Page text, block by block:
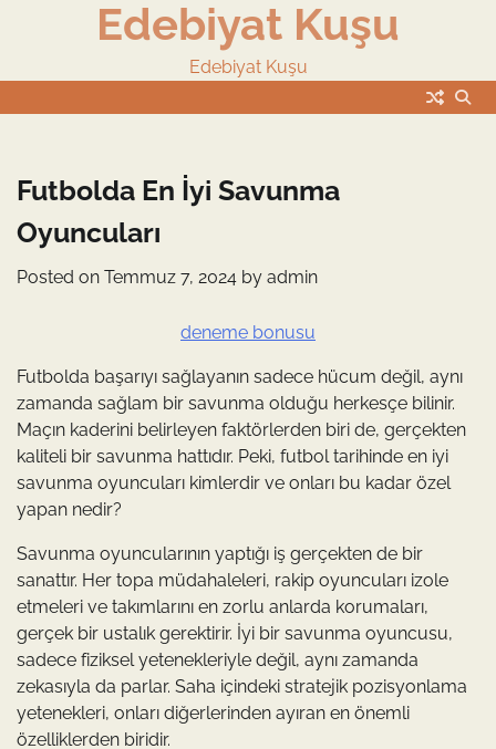
Edebiyat Kuşu
Edebiyat Kuşu
Futbolda En İyi Savunma
Oyuncuları
Posted on Temmuz 7, 2024 by admin
deneme bonusu
Futbolda başarıyı sağlayanın sadece hücum değil, aynı
zamanda sağlam bir savunma olduğu herkesçe bilinir.
Maçın kaderini belirleyen faktörlerden biri de, gerçekten
kaliteli bir savunma hattıdır. Peki, futbol tarihinde en iyi
savunma oyuncuları kimlerdir ve onları bu kadar özel
yapan nedir?
Savunma oyuncularının yaptığı iş gerçekten de bir
sanattır. Her topa müdahaleleri, rakip oyuncuları izole
etmeleri ve takımlarını en zorlu anlarda korumaları,
gerçek bir ustalık gerektirir. İyi bir savunma oyuncusu,
sadece fiziksel yetenekleriyle değil, aynı zamanda
zekasıyla da parlar. Saha içindeki stratejik pozisyonlama
yetenekleri, onları diğerlerinden ayıran en önemli
özelliklerden biridir.